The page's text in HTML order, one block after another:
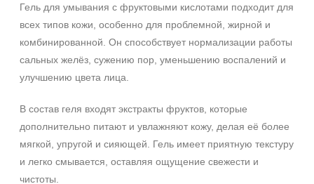
Возрастные изменения
Гиперкератоз
Гиперпигментация
Результат
Гладкость
Обновление клеток
Гель для умывания с фруктовыми кислотами подходит для
всех типов кожи, особенно для проблемной, жирной и
комбинированной. Он способствует нормализации работы
сальных желёз, сужению пор, уменьшению воспалений и
улучшению цвета лица.
В состав геля входят экстракты фруктов, которые
дополнительно питают и увлажняют кожу, делая её более
мягкой, упругой и сияющей. Гель имеет приятную текстуру
и легко смывается, оставляя ощущение свежести и
чистоты.